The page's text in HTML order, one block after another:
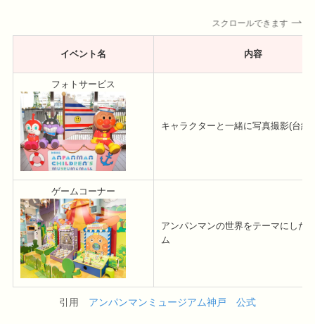
スクロールできます
イベント名 内容
フォトサービス
キャラクターと一緒に写真撮影(台紙
ゲームコーナー
アンパンマンの世界をテーマにした
ム
引用 アンパンマンミュージアム神戸 公式